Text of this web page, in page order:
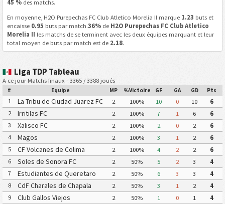
45 %des matchs.
En moyenne, H2O Purepechas FC Club Atletico Morelia II marque 1.23 buts et
encaisse 0.95 buts par match.36%de H2O Purepechas FC Club Atletico
Morelia II les matchs de se terminent avec les deux équipes marquant et leur
total moyen de buts par match est de 2.18.
Liga TDP Tableau
A ce jour Matchs finaux - 3365 / 3388 joués
# Equipe MP %Victoire GF GA GD Pts
1 La Tribu de Ciudad Juarez FC 2 100% 10 0 10
6
2
Irritilas FC 2 100% 7 1 6
6
3
Xalisco FC 2 100% 2 0 2
6
4
Magos 2 100% 3 1 2
6
5
CF Volcanes de Colima
Deportivo Tala
2 100% 4 2 2
6
6
Soles de Sonora FC 2 50% 5 2 3
4
7
Estudiantes de Queretaro
FC
2 50% 6 3 3
4
8
CdF Charales de Chapala 2 50% 3 1 2
4
9
Club Gallos Viejos 2 50% 1 0 1
4